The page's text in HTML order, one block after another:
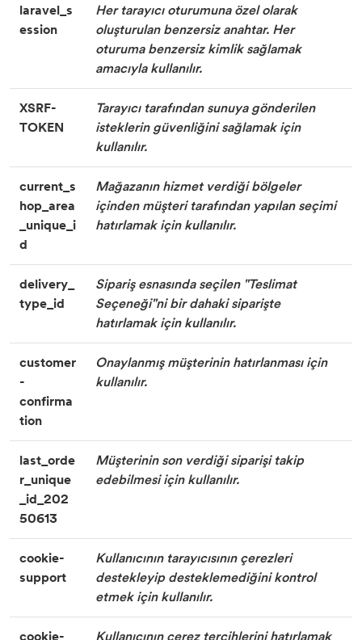
laravel_s
ession
Her tarayıcı oturumuna özel olarak
oluşturulan benzersiz anahtar. Her
oturuma benzersiz kimlik sağlamak
amacıyla kullanılır.
XSRF-
TOKEN
Tarayıcı tarafından sunuya gönderilen
isteklerin güvenliğini sağlamak için
kullanılır.
current_s
hop_area
_unique_i
d
Mağazanın hizmet verdiği bölgeler
içinden müşteri tarafından yapılan seçimi
hatırlamak için kullanılır.
delivery_
type_id
Sipariş esnasında seçilen "Teslimat
Seçeneği"ni bir dahaki siparişte
hatırlamak için kullanılır.
customer
-
confirma
tion
Onaylanmış müşterinin hatırlanması için
kullanılır.
last_orde
r_unique
_id_202
50613
Müşterinin son verdiği siparişi takip
edebilmesi için kullanılır.
cookie-
support
Kullanıcının tarayıcısının çerezleri
destekleyip desteklemediğini kontrol
etmek için kullanılır.